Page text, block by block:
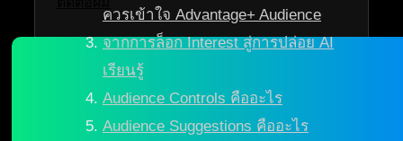
ควรเข้าใจ Advantage+ Audience
จากการล็อก Interest สู่การปล่อย AI
เรียนรู้
Audience Controls คืออะไร
Audience Suggestions คืออะไร